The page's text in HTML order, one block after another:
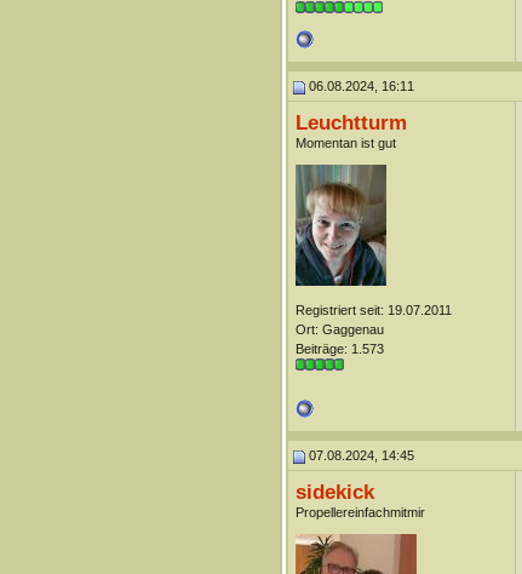
06.08.2024, 16:11
Leuchtturm
Momentan ist gut
Registriert seit: 19.07.2011
Ort: Gaggenau
Beiträge: 1.573
07.08.2024, 14:45
sidekick
Propellereinfachmitmir